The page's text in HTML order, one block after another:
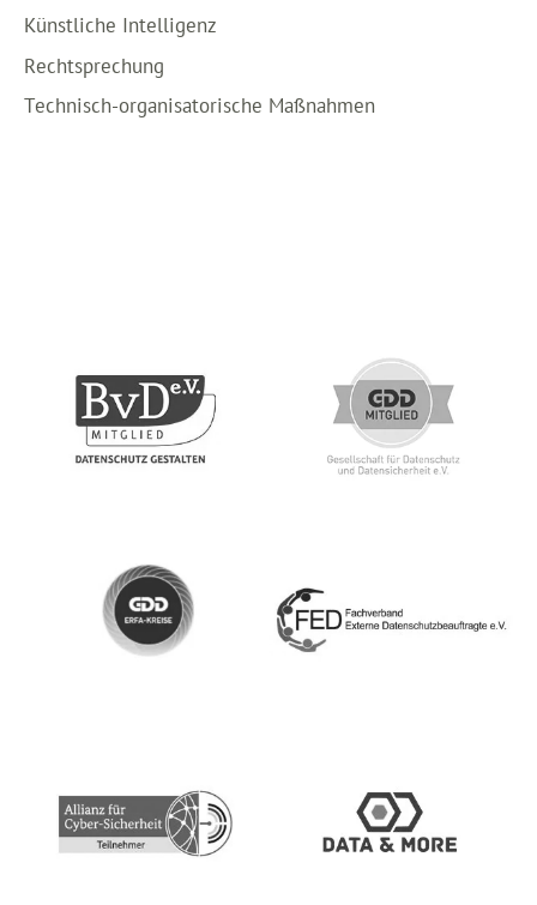
Künstliche Intelligenz
Rechtsprechung
Technisch-organisatorische Maßnahmen